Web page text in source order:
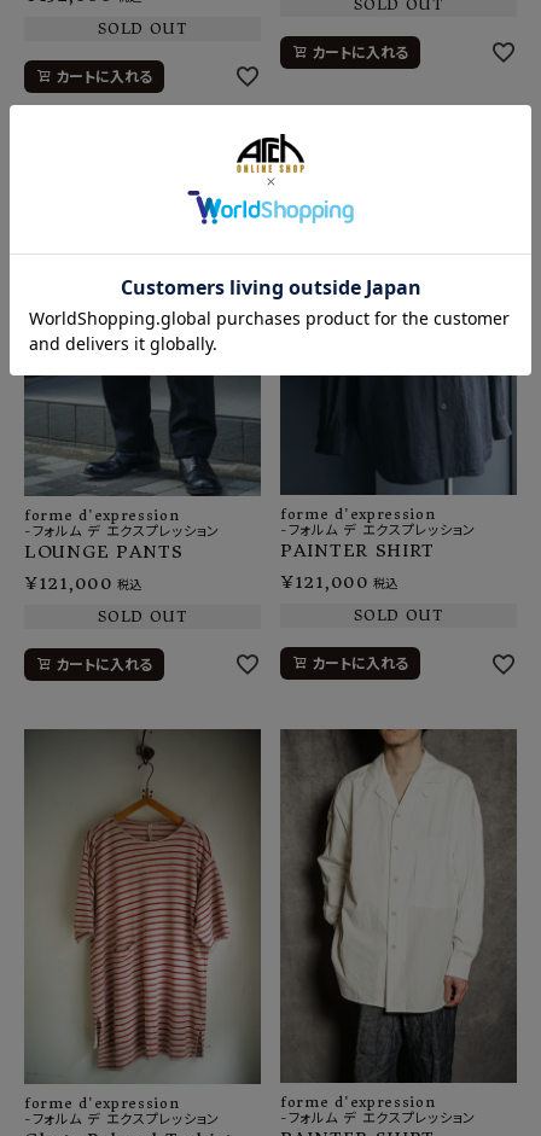
SOLD OUT
カートに入れる
SOLD OUT
カートに入れる
forme d'expression
-フォルム デ エクスプレッション
LOUNGE PANTS
¥121,000 税込
SOLD OUT
カートに入れる
forme d'expression
-フォルム デ エクスプレッション
PAINTER SHIRT
¥121,000 税込
SOLD OUT
カートに入れる
forme d'expression
-フォルム デ エクスプレッション
forme d'expression
-フォルム デ エクスプレッション